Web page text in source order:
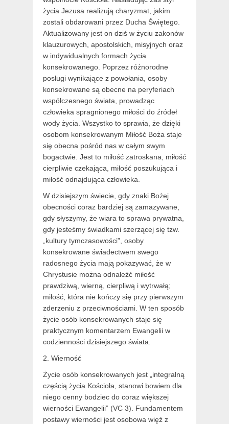
życia Jezusa realizują charyzmat, jakim
zostali obdarowani przez Ducha Świętego.
Aktualizowany jest on dziś w życiu zakonów
klauzurowych, apostolskich, misyjnych oraz
w indywidualnych formach życia
konsekrowanego. Poprzez różnorodne
posługi wynikające z powołania, osoby
konsekrowane są obecne na peryferiach
współczesnego świata, prowadząc
człowieka spragnionego miłości do źródeł
wody życia. Wszystko to sprawia, że dzięki
osobom konsekrowanym Miłość Boża staje
się obecna pośród nas w całym swym
bogactwie. Jest to miłość zatroskana, miłość
cierpliwie czekająca, miłość poszukująca i
miłość odnajdująca człowieka.
W dzisiejszym świecie, gdy znaki Bożej
obecności coraz bardziej są zamazywane,
gdy słyszymy, że wiara to sprawa prywatna,
gdy jesteśmy świadkami szerzącej się tzw.
„kultury tymczasowości”, osoby
konsekrowane świadectwem swego
radosnego życia mają pokazywać, że w
Chrystusie można odnaleźć miłość
prawdziwą, wierną, cierpliwą i wytrwałą;
miłość, która nie kończy się przy pierwszym
zderzeniu z przeciwnościami. W ten sposób
życie osób konsekrowanych staje się
praktycznym komentarzem Ewangelii w
codzienności dzisiejszego świata.
2. Wierność
Życie osób konsekrowanych jest „integralną
częścią życia Kościoła, stanowi bowiem dla
niego cenny bodziec do coraz większej
wierności Ewangelii” (VC 3). Fundamentem
postawy wierności jest osobowa więź z